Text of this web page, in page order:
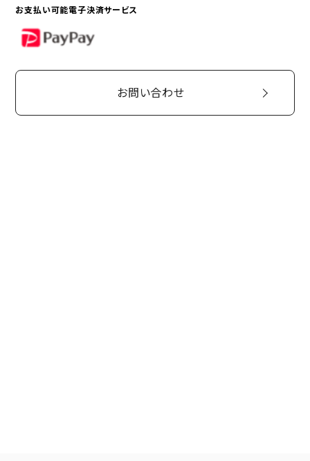
お支払い可能電子決済サービス
PayPay
お問い合わせ